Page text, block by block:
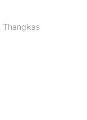
Thangkas